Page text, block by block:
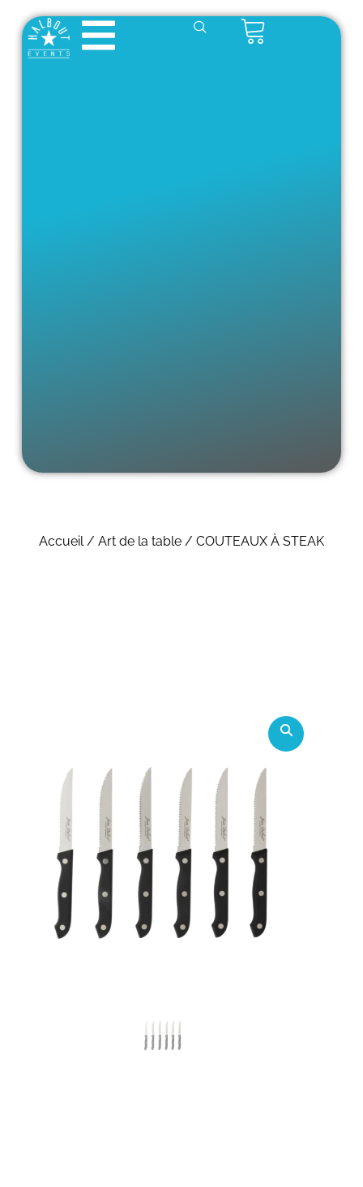
Accueil/ Art de la table/ COUTEAUX À STEAK